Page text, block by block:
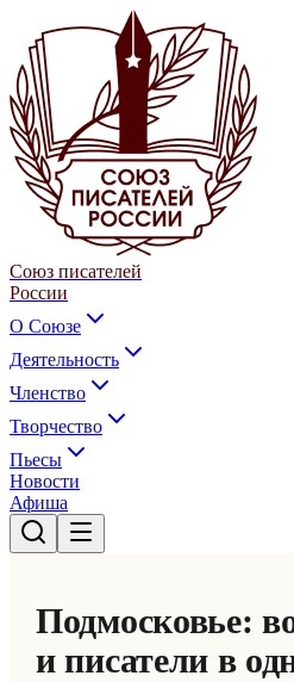
Союз писателей
России
О Союзе
Деятельность
Членство
Творчество
Пьесы
Новости
Афиша
Подмосковье:
и писатели в